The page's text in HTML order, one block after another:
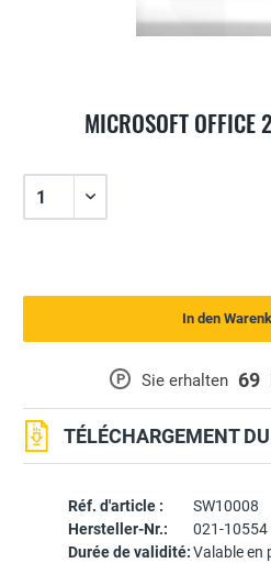
MICROSOFT OFFICE
Réf. d'article :
SW10008
Hersteller-Nr.:
021-10554
Durée de validité:Valable en
P Sie erhalten 69
TÉLÉCHARGEMENT
In den